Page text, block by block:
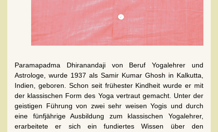
Paramapadma Dhiranandaji von Beruf Yogalehrer und
Astrologe, wurde 1937 als Samir Kumar Ghosh in Kalkutta,
Indien, geboren. Schon seit frühester Kindheit wurde er mit
der klassischen Form des Yoga vertraut gemacht. Unter der
geistigen Führung von zwei sehr weisen Yogis und durch
eine fünfjährige Ausbildung zum klassischen Yogalehrer,
erarbeitete er sich ein fundiertes Wissen über den